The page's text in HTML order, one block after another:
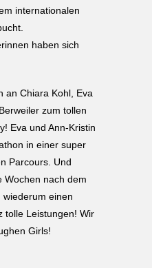
internationalen
haben sich
an Chiara Kohl, Eva
zum tollen
Eva und Ann-Kristin
in einer super
Parcours. Und
Wochen nach dem
einen
tolle Leistungen! Wir
Girls!